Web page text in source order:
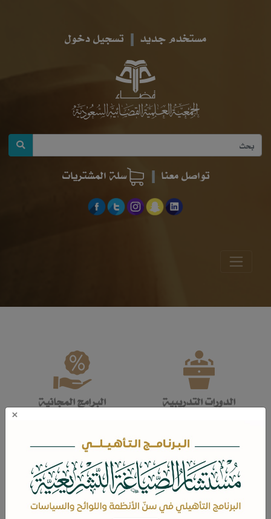
مستخدم جديد تسجيل دخول
تواصل معنا سلة المشتريات
الدورات التدريبية البرامج المجانية
مشاريع التدريب
×